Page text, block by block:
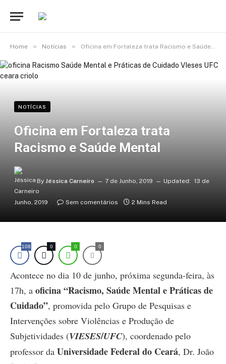
Home » Notícias » Oficina em Fortaleza trata Racismo e Saúde Mental
NOTÍCIAS
Oficina em Fortaleza trata
Racismo e Saúde Mental
By Jéssica Carneiro 7 de Junho, 2019 Updated: 13 de
Junho, 2019 Sem comentários 2 Mins Read
108 0 0 0
Acontece no dia 10 de junho, próxima segunda-feira, às
17h, a oficina “Racismo, Saúde Mental e Práticas de
Cuidado”, promovida pelo Grupo de Pesquisas e
Intervenções sobre Violências e Produção de
Subjetividades (VIESES/UFC), coordenado pelo
professor da Universidade Federal do Ceará, Dr. João